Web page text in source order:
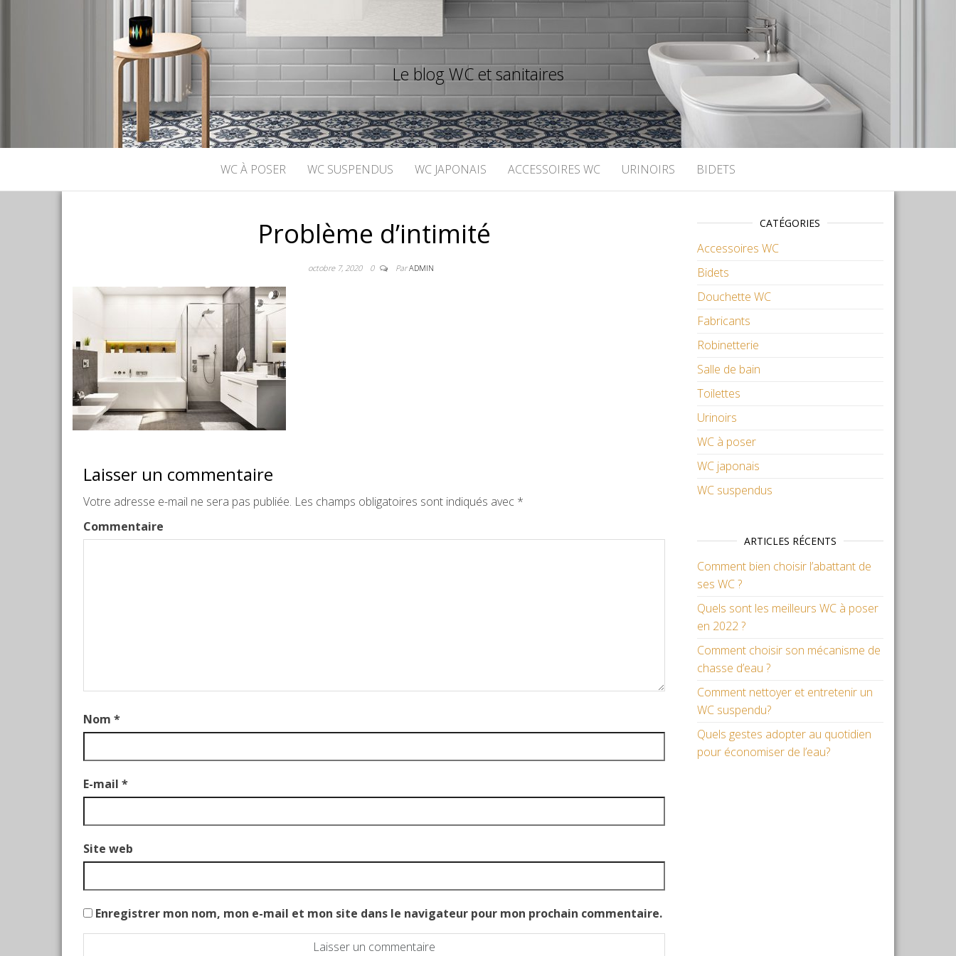
Le blog WC et sanitaires
WC À POSER WC SUSPENDUS WC JAPONAIS ACCESSOIRES WC URINOIRS BIDETS
Problème d’intimité
octobre 7, 2020 0 ParADMIN
Laisser un commentaire
Votre adresse e-mail ne sera pas publiée. Les champs obligatoires sont indiqués avec *
Commentaire
Nom *
E-mail *
Site web
Enregistrer mon nom, mon e-mail et mon site dans le navigateur pour mon prochain commentaire.
CATÉGORIES
Accessoires WC
Bidets
Douchette WC
Fabricants
Robinetterie
Salle de bain
Toilettes
Urinoirs
WC à poser
WC japonais
WC suspendus
ARTICLES RÉCENTS
Comment bien choisir l’abattant de
ses WC ?
Quels sont les meilleurs WC à poser
en 2022 ?
Comment choisir son mécanisme de
chasse d’eau ?
Comment nettoyer et entretenir un
WC suspendu?
Quels gestes adopter au quotidien
pour économiser de l’eau?